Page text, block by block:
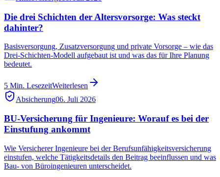
Die drei Schichten der Altersvorsorge: Was steckt
dahinter?
Basisversorgung, Zusatzversorgung und private Vorsorge – wie das
Drei-Schichten-Modell aufgebaut ist und was das für Ihre Planung
bedeutet.
5 Min. LesezeitWeiterlesen
Absicherung06. Juli 2026
BU-Versicherung für Ingenieure: Worauf es bei der
Einstufung ankommt
Wie Versicherer Ingenieure bei der Berufsunfähigkeitsversicherung
einstufen, welche Tätigkeitsdetails den Beitrag beeinflussen und was
Bau- von Büroingenieuren unterscheidet.